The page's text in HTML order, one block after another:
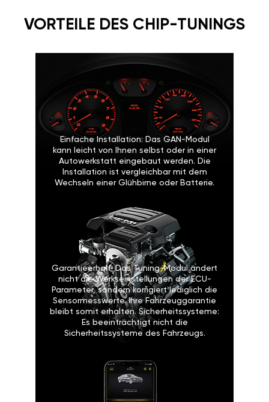
VORTEILE DES CHIP-TUNINGS
Einfache Installation: Das GAN-Modul
kann leicht von Ihnen selbst oder in einer
Autowerkstatt eingebaut werden. Die
Installation ist vergleichbar mit dem
Wechseln einer Glühbirne oder Batterie.
Garantieerhalt: Das Tuning-Modul ändert
nicht die Werkseinstellungen der ECU-
Parameter, sondern korrigiert lediglich die
Sensormesswerte. Ihre Fahrzeuggarantie
bleibt somit erhalten. Sicherheitssysteme:
Es beeinträchtigt nicht die
Sicherheitssysteme des Fahrzeugs.